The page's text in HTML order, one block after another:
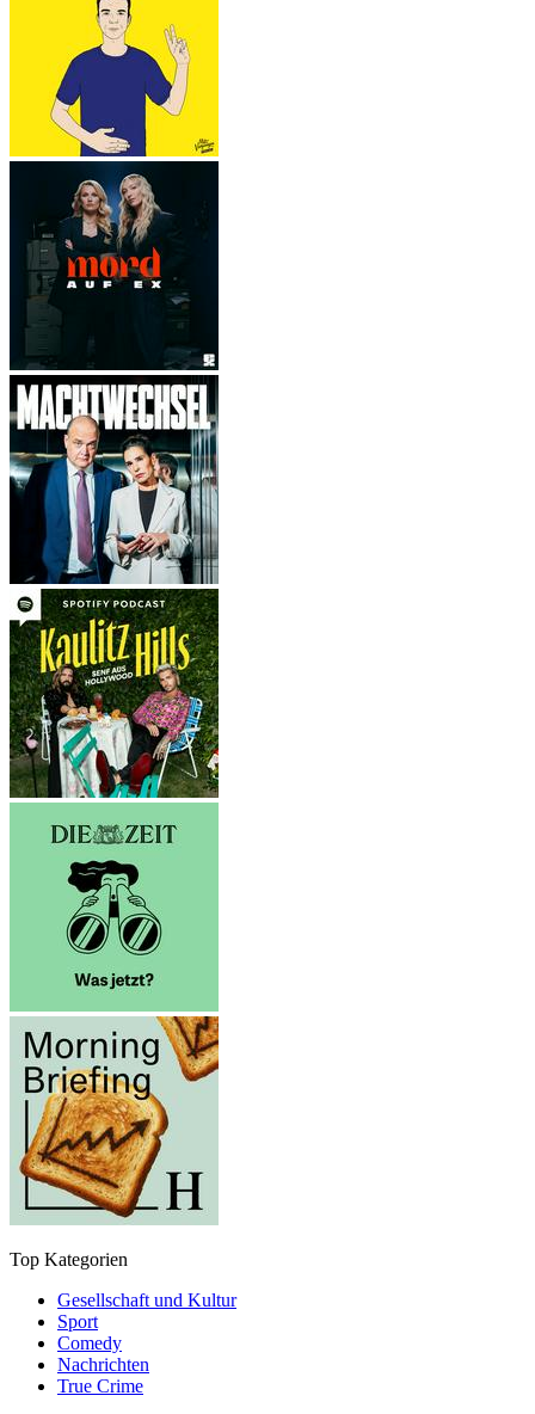
Top Kategorien
Gesellschaft und Kultur
Sport
Comedy
Nachrichten
True Crime